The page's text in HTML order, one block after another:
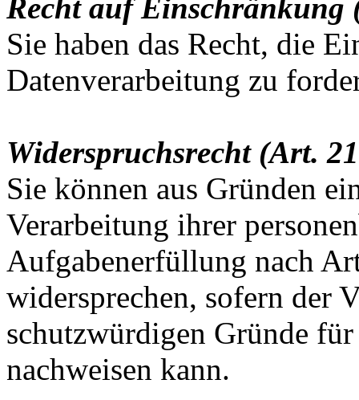
Recht auf Einschränkung
Sie haben das Recht, die
Datenverarbeitung zu
Widerspruchsrecht (Art.
Sie können aus Gründen
Verarbeitung ihrer
Aufgabenerfüllung nach
widersprechen, sofern der
schutzwürdigen Gründe
nachweisen kann.